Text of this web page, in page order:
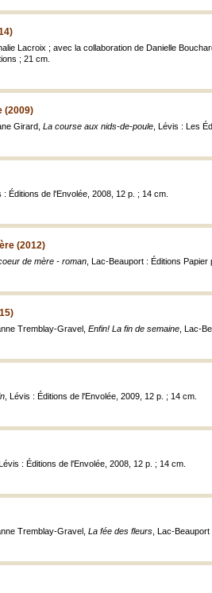
Lacroix ; avec la collaboration de Danielle
; 21 cm.
(2009)
Girard, La course aux nids-de-poule , Lévis : Les
: Éditions de l'Envolée, 2008, 12 p. ; 14 cm.
(2012)
de mère - roman , Lac-Beauport : Éditions
Tremblay-Gravel, Enfin! La fin de semaine , Lac-
, Lévis : Éditions de l'Envolée, 2009, 12 p. ; 14 cm.
Lévis : Éditions de l'Envolée, 2008, 12 p. ; 14 cm.
Tremblay-Gravel, La fée des fleurs , Lac-